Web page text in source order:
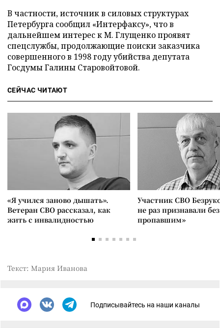
В частности, источник в силовых структурах
Петербурга сообщил «Интерфаксу», что в
дальнейшем интерес к М. Глущенко проявят
спецслужбы, продолжающие поиски заказчика
совершенного в 1998 году убийства депутата
Госдумы Галины Старовойтовой.
СЕЙЧАС ЧИТАЮТ
«Я учился заново дышать».
Ветеран СВО рассказал, как
жить с инвалидностью
Участник СВО
не раз признавали
пропавшим»
Текст: Мария Иванова
Подписывайтесь на наши каналы